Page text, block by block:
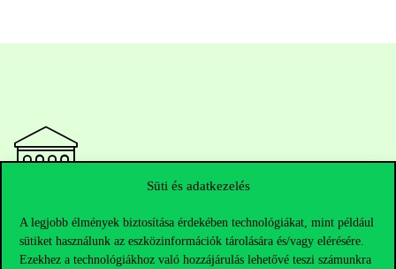
Süti és adatkezelés
A legjobb élmények biztosítása érdekében technológiákat, mint például
sütiket használunk az eszközinformációk tárolására és/vagy elérésére.
Ezekhez a technológiákhoz való hozzájárulás lehetővé teszi számunkra
Elérhetőségek